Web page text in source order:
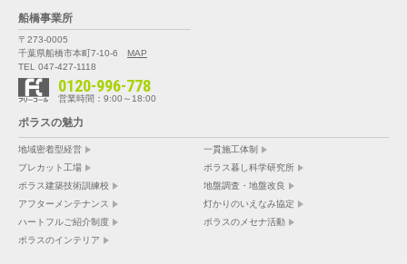
船橋事業所
〒273-0005
千葉県船橋市本町7-10-6
MAP
TEL 047-427-1118
0120-996-778
営業時間：9:00～18:00
ポラスの魅力
地域密着型経営
一貫施工体制
プレカット工場
ポラス暮し科学研究所
ポラス建築技術訓練校
地盤調査・地盤改良
アフターメンテナンス
灯かりのいえなみ協定
ハートフルご紹介制度
ポラスのメセナ活動
ポラスのインテリア